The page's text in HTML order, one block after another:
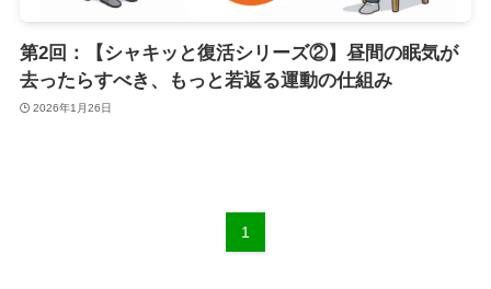
第2回：【シャキッと復活シリーズ②】昼間の眠気が
去ったらすべき、もっと若返る運動の仕組み
2026年1月26日
1